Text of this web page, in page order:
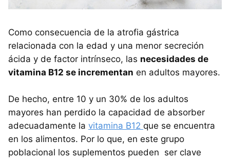
Como consecuencia de la atrofia gástrica
relacionada con la edad y una menor secreción
ácida y de factor intrínseco, las necesidades de
vitamina B12 se incrementan en adultos mayores.
De hecho, entre 10 y un 30% de los adultos
mayores han perdido la capacidad de absorber
adecuadamente la vitamina B12 que se encuentra
en los alimentos. Por lo que, en este grupo
poblacional los suplementos pueden ser clave